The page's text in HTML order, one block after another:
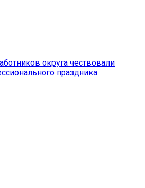
округа чествовали
праздника